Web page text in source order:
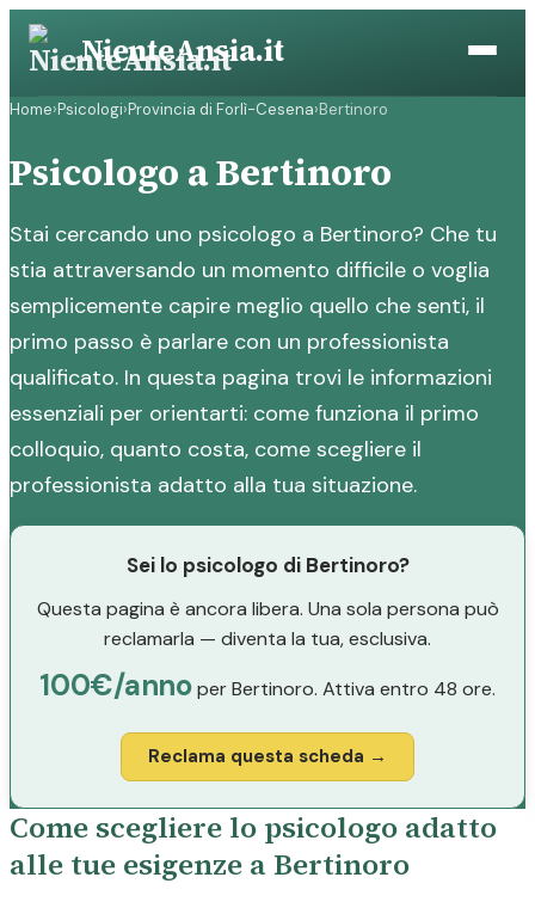
Vai
contenuto
NienteAnsia.it
Home›Psicologi›Provincia di Forlì-Cesena›Bertinoro
Psicologo a Bertinoro
Stai cercando uno psicologo a Bertinoro? Che tu
stia attraversando un momento difficile o voglia
semplicemente capire meglio quello che senti, il
primo passo è parlare con un professionista
qualificato. In questa pagina trovi le informazioni
essenziali per orientarti: come funziona il primo
colloquio, quanto costa, come scegliere il
professionista adatto alla tua situazione.
Sei lo psicologo di Bertinoro?
Questa pagina è ancora libera. Una sola persona può
reclamarla — diventa la tua, esclusiva.
100€/annoper Bertinoro. Attiva entro 48 ore.
Reclama questa scheda →
Come scegliere lo psicologo adatto
alle tue esigenze a Bertinoro